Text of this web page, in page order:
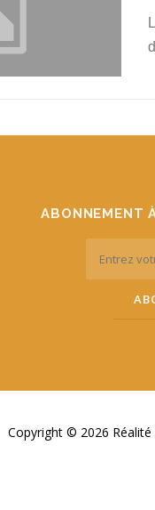
ABONNEMENT
Copyright © 2026